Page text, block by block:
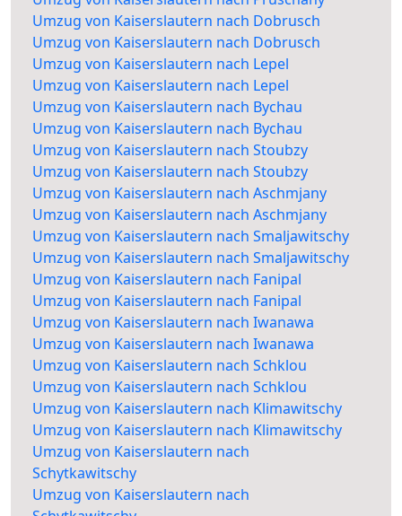
Umzug von Kaiserslautern nach Dobrusch
Umzug von Kaiserslautern nach Dobrusch
Umzug von Kaiserslautern nach Lepel
Umzug von Kaiserslautern nach Lepel
Umzug von Kaiserslautern nach Bychau
Umzug von Kaiserslautern nach Bychau
Umzug von Kaiserslautern nach Stoubzy
Umzug von Kaiserslautern nach Stoubzy
Umzug von Kaiserslautern nach Aschmjany
Umzug von Kaiserslautern nach Aschmjany
Umzug von Kaiserslautern nach Smaljawitschy
Umzug von Kaiserslautern nach Smaljawitschy
Umzug von Kaiserslautern nach Fanipal
Umzug von Kaiserslautern nach Fanipal
Umzug von Kaiserslautern nach Iwanawa
Umzug von Kaiserslautern nach Iwanawa
Umzug von Kaiserslautern nach Schklou
Umzug von Kaiserslautern nach Schklou
Umzug von Kaiserslautern nach Klimawitschy
Umzug von Kaiserslautern nach Klimawitschy
Umzug von Kaiserslautern nach
Schytkawitschy
Umzug von Kaiserslautern nach